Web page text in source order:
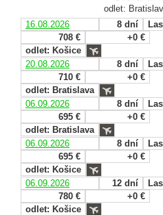
odlet:
16.08.2026
8 dní
708 €
+0 €
odlet: Košice
20.08.2026
8 dní
710 €
+0 €
odlet: Bratislava
06.09.2026
8 dní
695 €
+0 €
odlet: Bratislava
06.09.2026
8 dní
695 €
+0 €
odlet: Košice
06.09.2026
12 dní
780 €
+0 €
odlet: Košice